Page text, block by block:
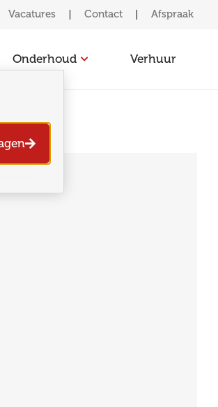
Vacatures Contact Afspraak
Onderhoud Verhuur